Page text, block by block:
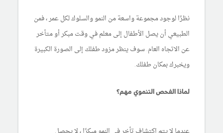
نظرًا لوجود مجموعة واسعة من النمو والسلوك لكل عمر ، فمن
الطبيعي أن يصل الأطفال إلى معلم في وقت مبكر أو متأخر
عن الاتجاه العام. سوف ينظر مزود طفلك إلى الصورة الكبيرة
ويخبرك بمكان طفلك.
لماذا الفحص التنموي مهم؟